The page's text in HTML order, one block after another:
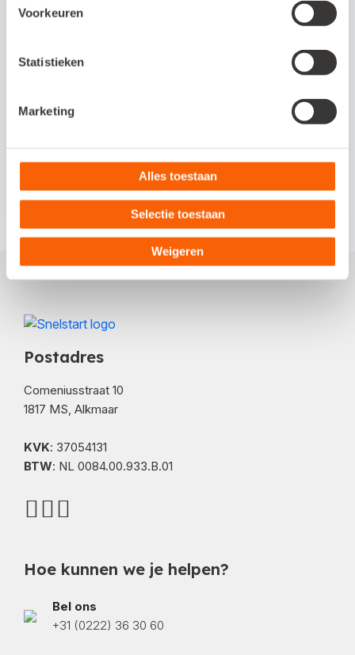
Voorkeuren
Statistieken
Marketing
Alles toestaan
Selectie toestaan
Weigeren
Accountant? Klik dan op de oranje
scherm. Werk je tijdelijk in een ander pakket
Postadres
Comeniusstraat 10
1817 MS, Alkmaar
KVK: 37054131
BTW: NL 0084.00.933.B.01
Hoe kunnen we je helpen?
Bel ons
+31 (0222) 36 30 60